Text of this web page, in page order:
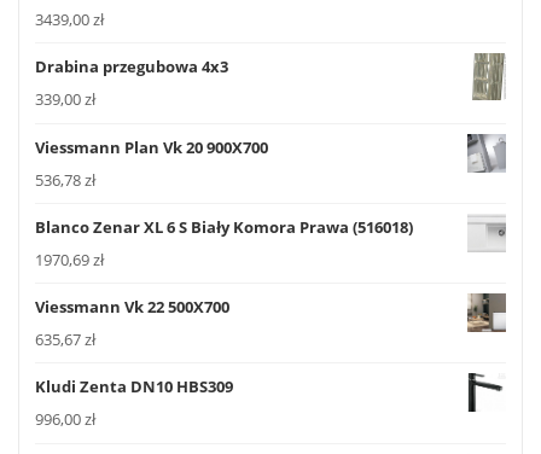
3439,00zł
Drabina przegubowa 4x3
339,00zł
Viessmann Plan Vk 20 900X700
536,78zł
Blanco Zenar XL 6 S Biały Komora Prawa (516018)
1970,69zł
Viessmann Vk 22 500X700
635,67zł
Kludi Zenta DN10 HBS309
996,00zł